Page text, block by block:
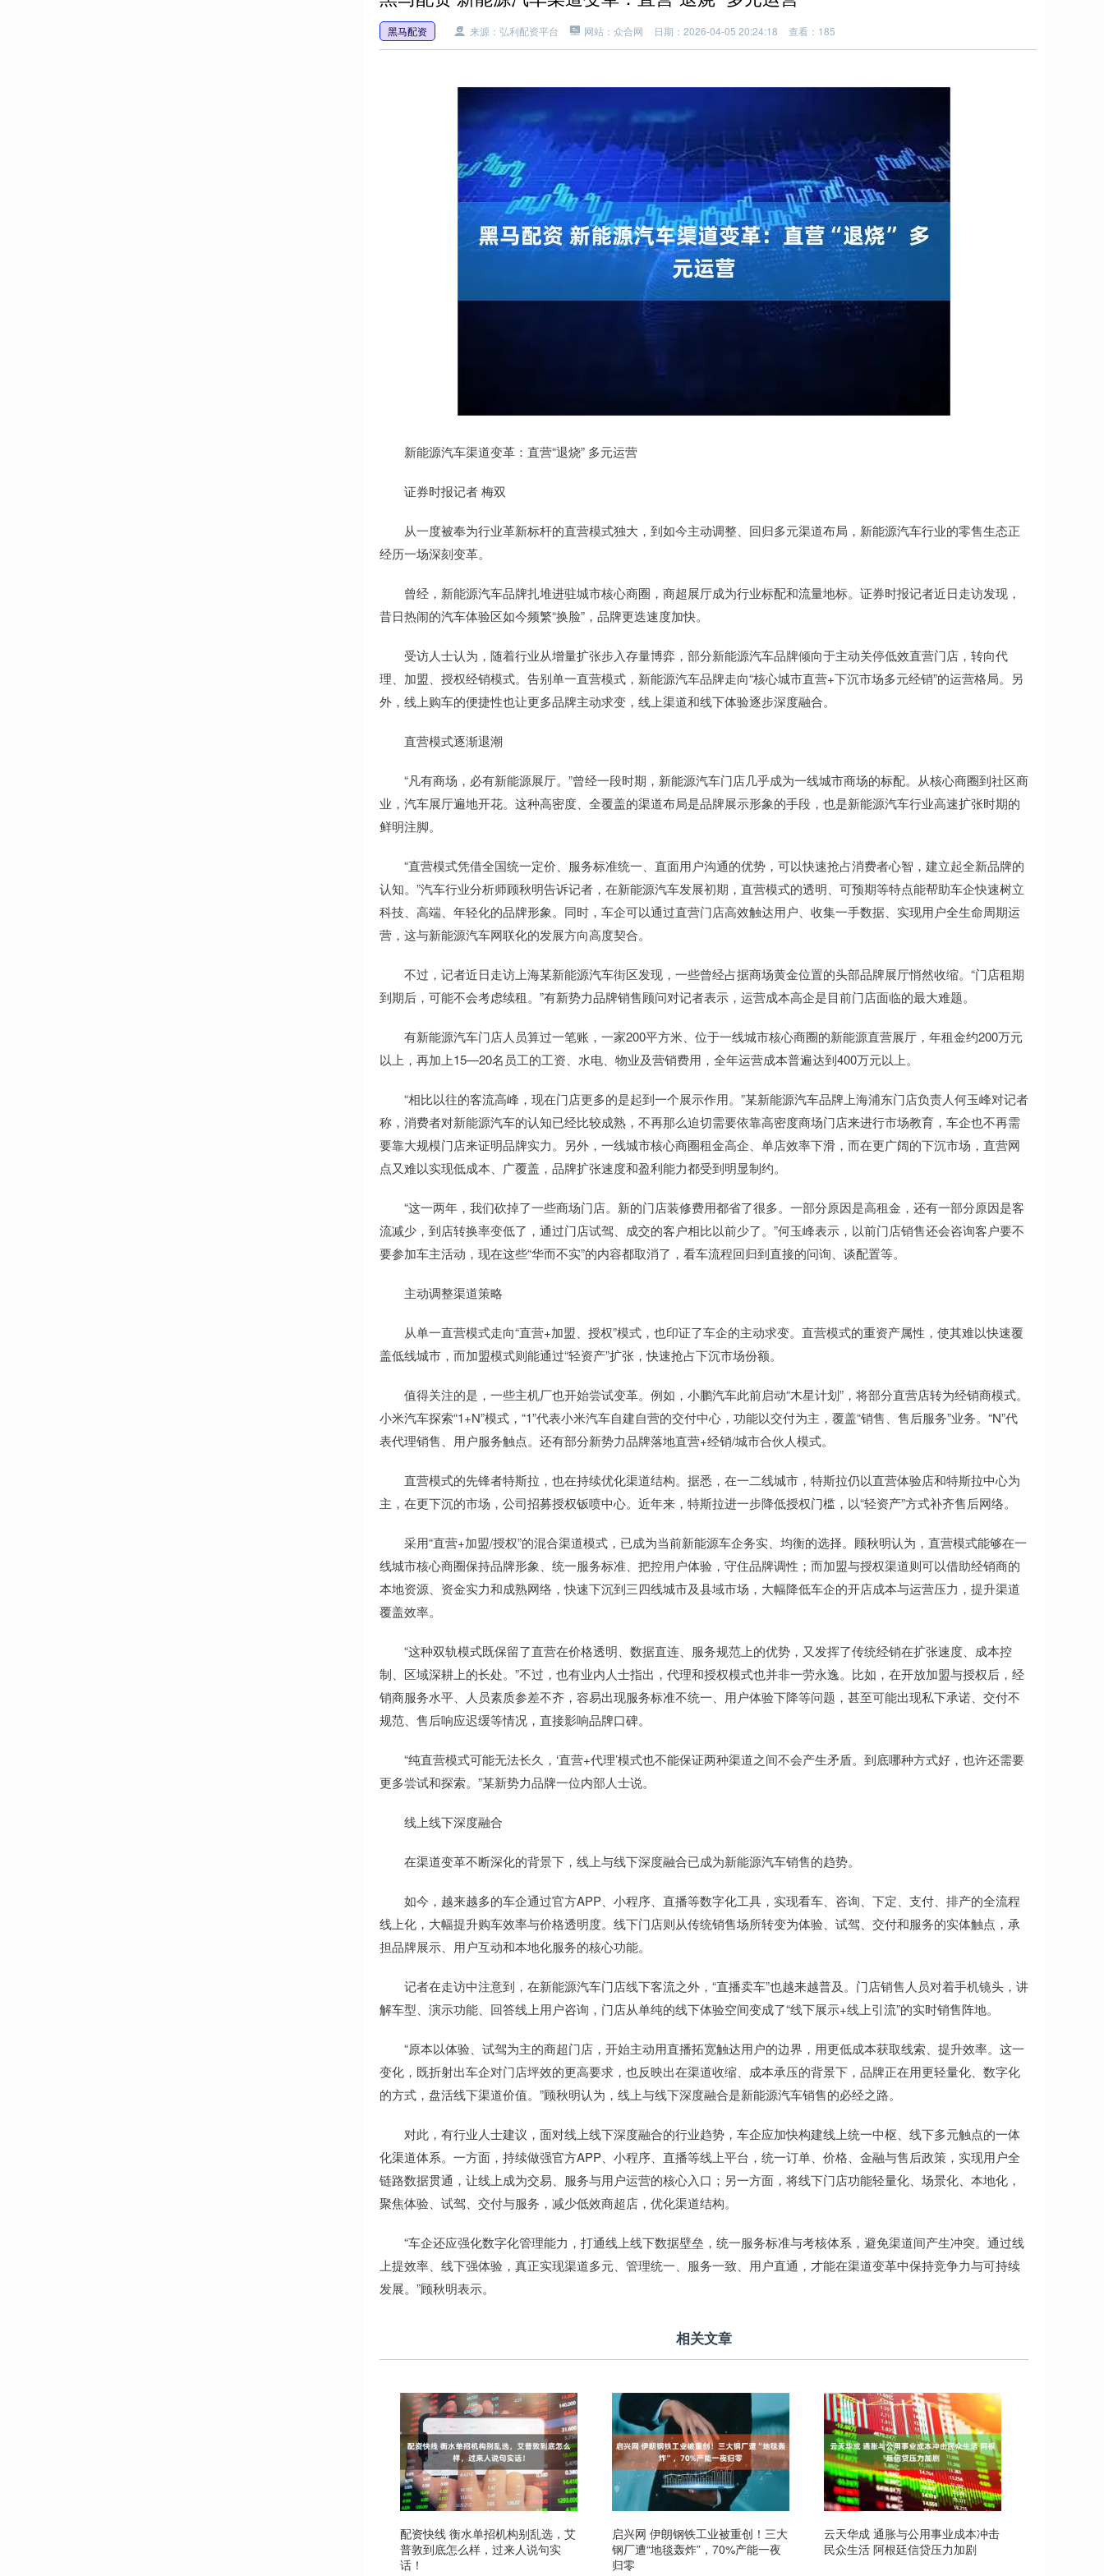
黑马配资 来源：弘利配资平台 网站：众合网 日期：2026-04-05 20:24:18 查看：185
新能源汽车渠道变革：直营“退烧” 多元运营
证券时报记者 梅双
从一度被奉为行业革新标杆的直营模式独大，到如今主动调整、回归多元渠道布局，新能源汽车行业的零售生态正
经历一场深刻变革。
曾经，新能源汽车品牌扎堆进驻城市核心商圈，商超展厅成为行业标配和流量地标。证券时报记者近日走访发现，
昔日热闹的汽车体验区如今频繁“换脸”，品牌更迭速度加快。
受访人士认为，随着行业从增量扩张步入存量博弈，部分新能源汽车品牌倾向于主动关停低效直营门店，转向代
理、加盟、授权经销模式。告别单一直营模式，新能源汽车品牌走向“核心城市直营+下沉市场多元经销”的运营格局。另
外，线上购车的便捷性也让更多品牌主动求变，线上渠道和线下体验逐步深度融合。
直营模式逐渐退潮
“凡有商场，必有新能源展厅。”曾经一段时期，新能源汽车门店几乎成为一线城市商场的标配。从核心商圈到社区商
业，汽车展厅遍地开花。这种高密度、全覆盖的渠道布局是品牌展示形象的手段，也是新能源汽车行业高速扩张时期的
鲜明注脚。
“直营模式凭借全国统一定价、服务标准统一、直面用户沟通的优势，可以快速抢占消费者心智，建立起全新品牌的
认知。”汽车行业分析师顾秋明告诉记者，在新能源汽车发展初期，直营模式的透明、可预期等特点能帮助车企快速树立
科技、高端、年轻化的品牌形象。同时，车企可以通过直营门店高效触达用户、收集一手数据、实现用户全生命周期运
营，这与新能源汽车网联化的发展方向高度契合。
不过，记者近日走访上海某新能源汽车街区发现，一些曾经占据商场黄金位置的头部品牌展厅悄然收缩。“门店租期
到期后，可能不会考虑续租。”有新势力品牌销售顾问对记者表示，运营成本高企是目前门店面临的最大难题。
有新能源汽车门店人员算过一笔账，一家200平方米、位于一线城市核心商圈的新能源直营展厅，年租金约200万元
以上，再加上15—20名员工的工资、水电、物业及营销费用，全年运营成本普遍达到400万元以上。
“相比以往的客流高峰，现在门店更多的是起到一个展示作用。”某新能源汽车品牌上海浦东门店负责人何玉峰对记者
称，消费者对新能源汽车的认知已经比较成熟，不再那么迫切需要依靠高密度商场门店来进行市场教育，车企也不再需
要靠大规模门店来证明品牌实力。另外，一线城市核心商圈租金高企、单店效率下滑，而在更广阔的下沉市场，直营网
点又难以实现低成本、广覆盖，品牌扩张速度和盈利能力都受到明显制约。
“这一两年，我们砍掉了一些商场门店。新的门店装修费用都省了很多。一部分原因是高租金，还有一部分原因是客
流减少，到店转换率变低了，通过门店试驾、成交的客户相比以前少了。”何玉峰表示，以前门店销售还会咨询客户要不
要参加车主活动，现在这些“华而不实”的内容都取消了，看车流程回归到直接的问询、谈配置等。
主动调整渠道策略
从单一直营模式走向“直营+加盟、授权”模式，也印证了车企的主动求变。直营模式的重资产属性，使其难以快速覆
盖低线城市，而加盟模式则能通过“轻资产”扩张，快速抢占下沉市场份额。
值得关注的是，一些主机厂也开始尝试变革。例如，小鹏汽车此前启动“木星计划”，将部分直营店转为经销商模式。
小米汽车探索“1+N”模式，“1”代表小米汽车自建自营的交付中心，功能以交付为主，覆盖“销售、售后服务”业务。“N”代
表代理销售、用户服务触点。还有部分新势力品牌落地直营+经销/城市合伙人模式。
直营模式的先锋者特斯拉，也在持续优化渠道结构。据悉，在一二线城市，特斯拉仍以直营体验店和特斯拉中心为
主，在更下沉的市场，公司招募授权钣喷中心。近年来，特斯拉进一步降低授权门槛，以“轻资产”方式补齐售后网络。
采用“直营+加盟/授权”的混合渠道模式，已成为当前新能源车企务实、均衡的选择。顾秋明认为，直营模式能够在一
线城市核心商圈保持品牌形象、统一服务标准、把控用户体验，守住品牌调性；而加盟与授权渠道则可以借助经销商的
本地资源、资金实力和成熟网络，快速下沉到三四线城市及县域市场，大幅降低车企的开店成本与运营压力，提升渠道
覆盖效率。
“这种双轨模式既保留了直营在价格透明、数据直连、服务规范上的优势，又发挥了传统经销在扩张速度、成本控
制、区域深耕上的长处。”不过，也有业内人士指出，代理和授权模式也并非一劳永逸。比如，在开放加盟与授权后，经
销商服务水平、人员素质参差不齐，容易出现服务标准不统一、用户体验下降等问题，甚至可能出现私下承诺、交付不
规范、售后响应迟缓等情况，直接影响品牌口碑。
“纯直营模式可能无法长久，‘直营+代理’模式也不能保证两种渠道之间不会产生矛盾。到底哪种方式好，也许还需要
更多尝试和探索。”某新势力品牌一位内部人士说。
线上线下深度融合
在渠道变革不断深化的背景下，线上与线下深度融合已成为新能源汽车销售的趋势。
如今，越来越多的车企通过官方APP、小程序、直播等数字化工具，实现看车、咨询、下定、支付、排产的全流程
线上化，大幅提升购车效率与价格透明度。线下门店则从传统销售场所转变为体验、试驾、交付和服务的实体触点，承
担品牌展示、用户互动和本地化服务的核心功能。
记者在走访中注意到，在新能源汽车门店线下客流之外，“直播卖车”也越来越普及。门店销售人员对着手机镜头，讲
解车型、演示功能、回答线上用户咨询，门店从单纯的线下体验空间变成了“线下展示+线上引流”的实时销售阵地。
“原本以体验、试驾为主的商超门店，开始主动用直播拓宽触达用户的边界，用更低成本获取线索、提升效率。这一
变化，既折射出车企对门店坪效的更高要求，也反映出在渠道收缩、成本承压的背景下，品牌正在用更轻量化、数字化
的方式，盘活线下渠道价值。”顾秋明认为，线上与线下深度融合是新能源汽车销售的必经之路。
对此，有行业人士建议，面对线上线下深度融合的行业趋势，车企应加快构建线上统一中枢、线下多元触点的一体
化渠道体系。一方面，持续做强官方APP、小程序、直播等线上平台，统一订单、价格、金融与售后政策，实现用户全
链路数据贯通，让线上成为交易、服务与用户运营的核心入口；另一方面，将线下门店功能轻量化、场景化、本地化，
聚焦体验、试驾、交付与服务，减少低效商超店，优化渠道结构。
“车企还应强化数字化管理能力，打通线上线下数据壁垒，统一服务标准与考核体系，避免渠道间产生冲突。通过线
上提效率、线下强体验，真正实现渠道多元、管理统一、服务一致、用户直通，才能在渠道变革中保持竞争力与可持续
发展。”顾秋明表示。
相关文章
配资快线 衡水单招机构别乱选，艾
普敦到底怎么样，过来人说句实
话！
启兴网 伊朗钢铁工业被重创！三大
钢厂遭“地毯轰炸”，70%产能一夜
归零
云天华成 通胀与公用事业成本冲击
民众生活 阿根廷信贷压力加剧